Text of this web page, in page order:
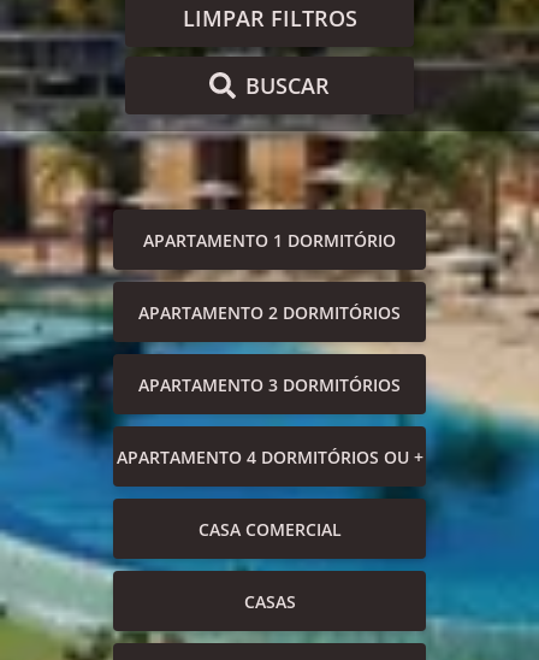
LIMPAR FILTROS
BUSCAR
APARTAMENTO 1 DORMITÓRIO
APARTAMENTO 2 DORMITÓRIOS
APARTAMENTO 3 DORMITÓRIOS
APARTAMENTO 4 DORMITÓRIOS OU +
CASA COMERCIAL
CASAS